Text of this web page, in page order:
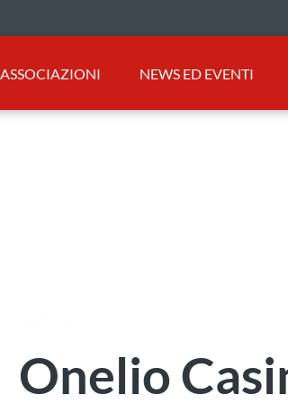
ASSOCIAZIONI NEWS ED EVENTI
Onelio